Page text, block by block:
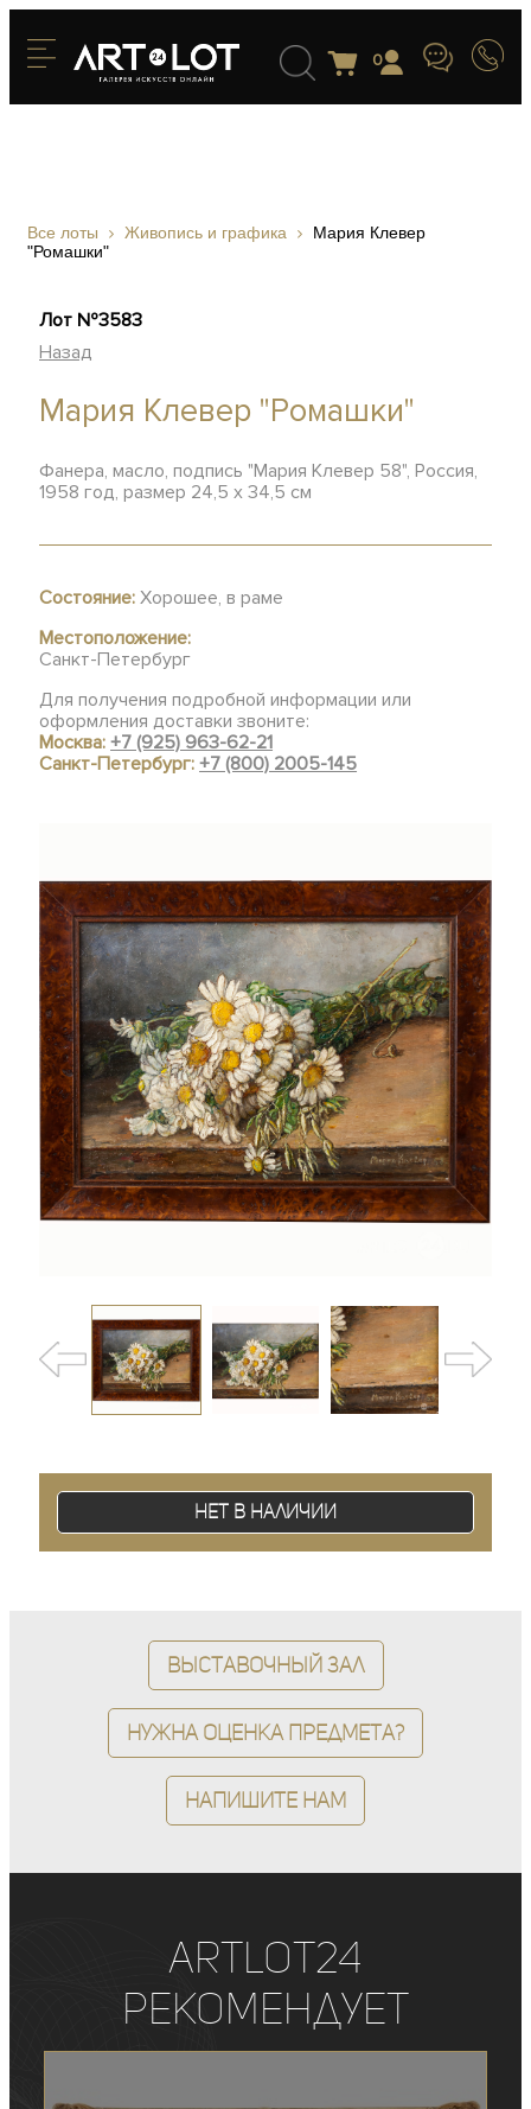
0
Все лоты Живопись и графика
Мария Клевер
"Ромашки"
Лот №3583
Назад
Мария Клевер "Ромашки"
Фанера, масло, подпись "Мария Клевер 58", Россия,
1958 год, размер 24,5 х 34,5 см
Состояние: Хорошее, в раме
Местоположение:
Санкт-Петербург
Для получения подробной информации или
оформления доставки звоните:
Москва:+7 (925) 963-62-21
Санкт-Петербург:+7 (800) 2005-145
Нет в наличии
Выставочный зал
Нужна оценка предмета?
Напишите нам
ArtLot24
рекомендует